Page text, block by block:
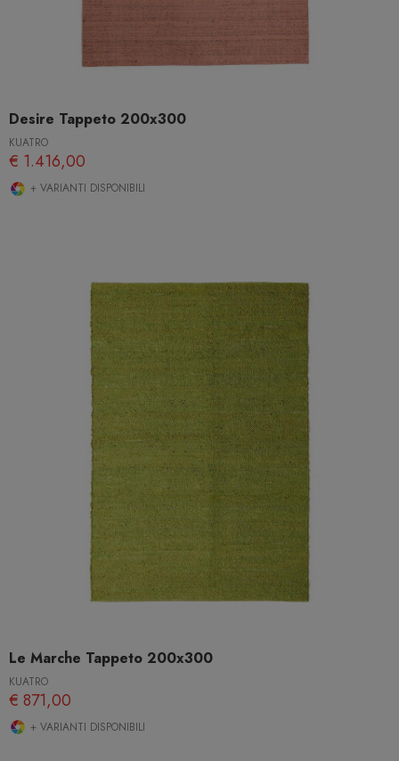
Desire Tappeto 200x300
KUATRO
€ 1.416,00
+ VARIANTI DISPONIBILI
Le Marche Tappeto 200x300
KUATRO
€ 871,00
+ VARIANTI DISPONIBILI